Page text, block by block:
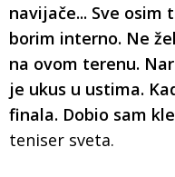
navijače... Sve
borim interno. Ne
na ovom terenu.
je ukus u ustima.
finala. Dobio sam
teniser sveta.